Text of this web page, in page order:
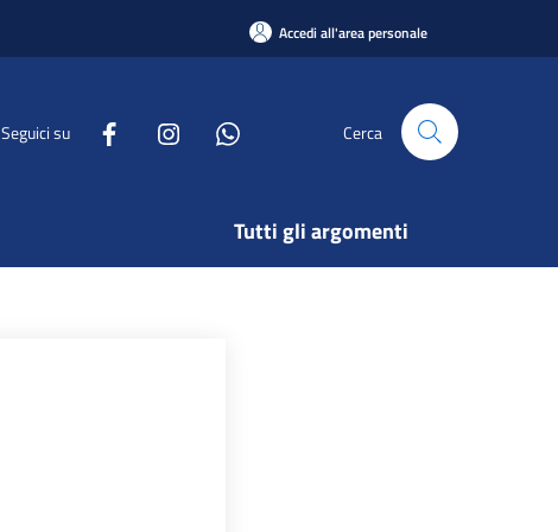
Accedi all'area personale
Seguici su Cerca
Tutti gli argomenti